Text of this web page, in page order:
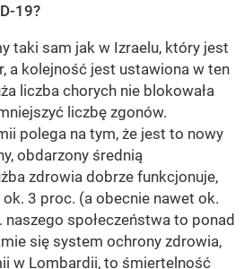
19?
taki sam jak w Izraelu, który jest
a kolejność jest ustawiona w ten
liczba chorych nie blokowała
liczbę zgonów.
polega na tym, że jest to nowy
obdarzony średnią
zdrowia dobrze funkcjonuje,
3 proc. (a obecnie nawet ok.
społeczeństwa to ponad
się system ochrony zdrowia,
w Lombardii, to śmiertelność